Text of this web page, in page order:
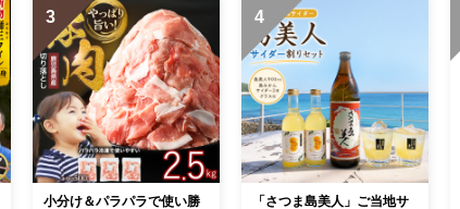
3
小分け＆パラパラで使い勝
4
「さつま島美人」ご当地サ